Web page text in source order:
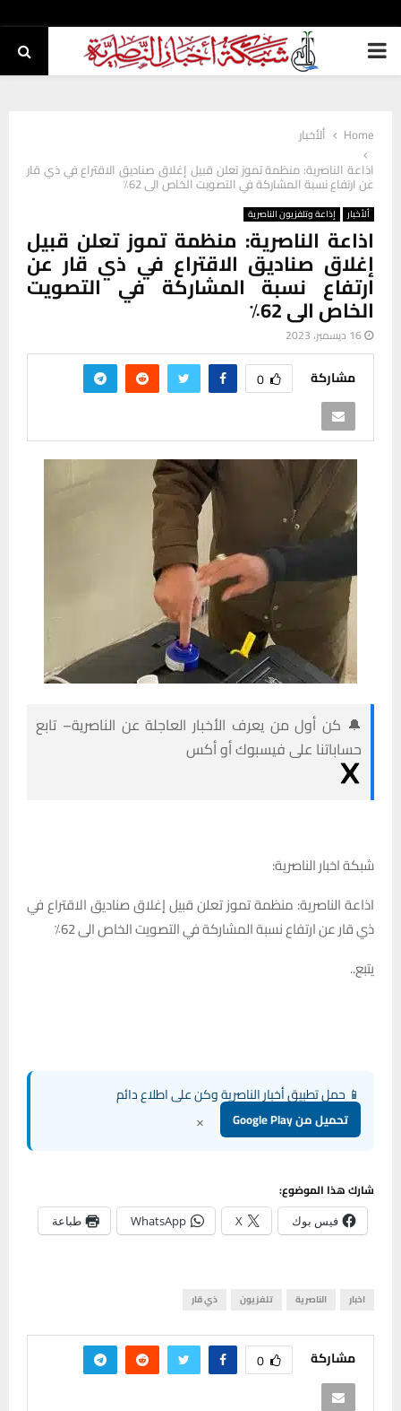
PRIMARY
Home
ألأخبار
اذاعة الناصرية: منظمة تموز تعلن قبيل إغلاق صناديق الاقتراع في ذي قار
عن ارتفاع نسبة المشاركة في التصويت الخاص الى 62٪
ألأخبار إذاعة وتلفزيون الناصرية
اذاعة الناصرية: منظمة تموز تعلن قبيل
إغلاق صناديق الاقتراع في ذي قار عن
ارتفاع نسبة المشاركة في التصويت
الخاص الى 62٪
16 ديسمبر، 2023
مشاركة 0
🔔 كن أول من يعرف الأخبار العاجلة عن الناصرية– تابع
حساباتنا على فيسبوك أو أكس
شبكة اخبار الناصرية:
اذاعة الناصرية: منظمة تموز تعلن قبيل إغلاق صناديق الاقتراع في
ذي قار عن ارتفاع نسبة المشاركة في التصويت الخاص الى 62٪
يتبع..
📱 حمل تطبيق أخبار الناصرية وكن على اطلاع دائم
تحميل من Google Play ×
شارك هذا الموضوع:
فيس بوك X
WhatsApp طباعة
اخبار الناصرية تلفزيون ذي قار
مشاركة 0